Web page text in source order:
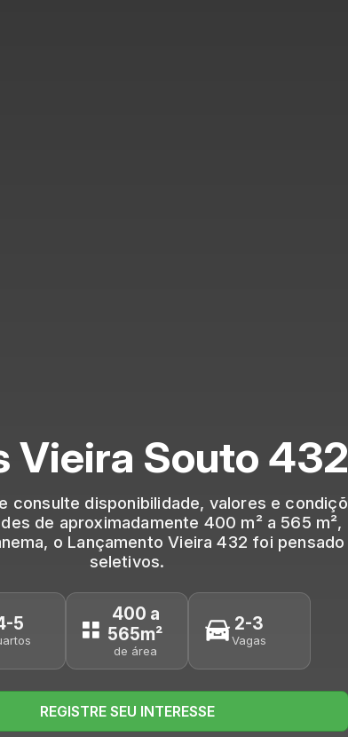
Souto
consulte disponibilidade, valores e
de aproximadamente 400 m² a 565
o Lançamento Vieira 432 foi
seletivos.
5
400 a
565m²
de área
2-3
Vagas
REGISTRE SEU INTERESSE